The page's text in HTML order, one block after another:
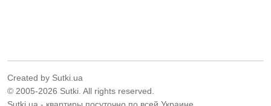
Created by Sutki.ua
© 2005-2026 Sutki. All rights reserved.